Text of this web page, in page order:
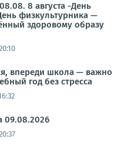
8 августа -День
физкультурника —
здоровому образу
впереди школа — важно
год без стресса
09.08.2026